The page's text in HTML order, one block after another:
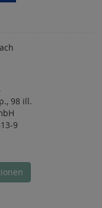
, 98 ill.
9